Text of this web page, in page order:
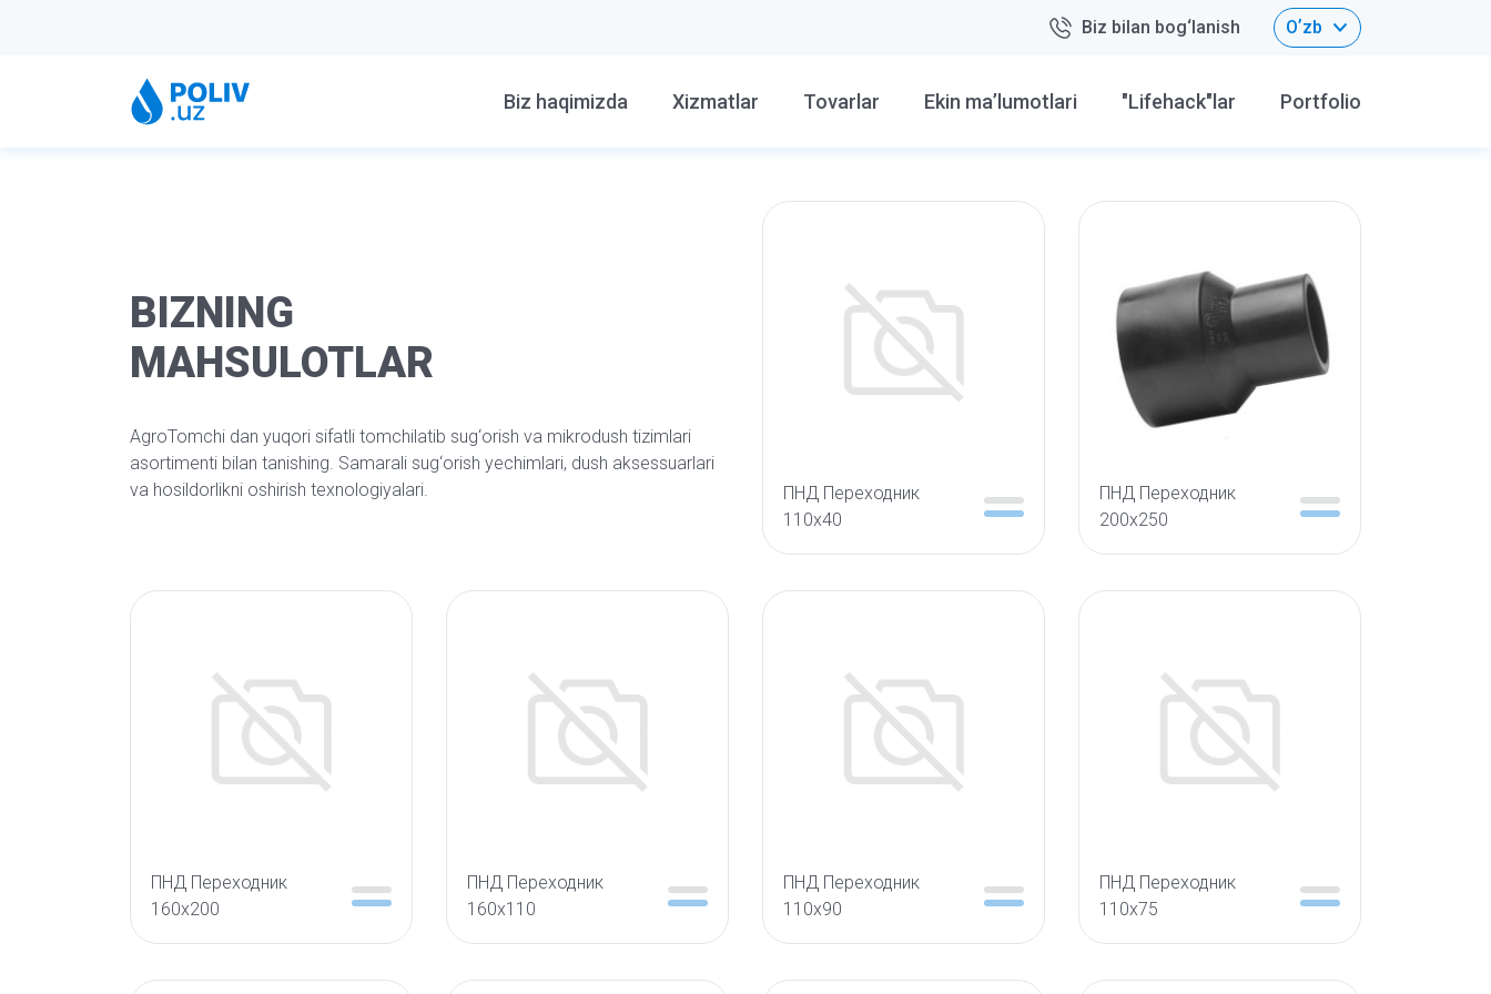
Biz bilan bog‘lanish Oʼzb
Biz haqimizda Xizmatlar Tovarlar Ekin ma’lumotlari "Lifehack"lar Portfolio
BIZNING
MAHSULOTLAR
AgroTomchi dan yuqori sifatli tomchilatib sug‘orish va mikrodush tizimlari
asortimenti bilan tanishing. Samarali sug‘orish yechimlari, dush aksessuarlari
va hosildorlikni oshirish texnologiyalari.
ПНД Переходник
110х40
ПНД Переходник
200х250
ПНД Переходник
160х200
ПНД Переходник
160х110
ПНД Переходник
110х90
ПНД Переходник
110х75